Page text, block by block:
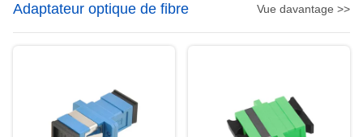
Adaptateur optique de fibre Vue davantage >>